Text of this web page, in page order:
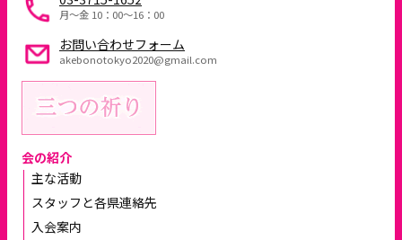
月～金 10：00〜16：00
お問い合わせフォーム
akebonotokyo2020@gmail.com
会の紹介
主な活動
スタッフと各県連絡先
入会案内